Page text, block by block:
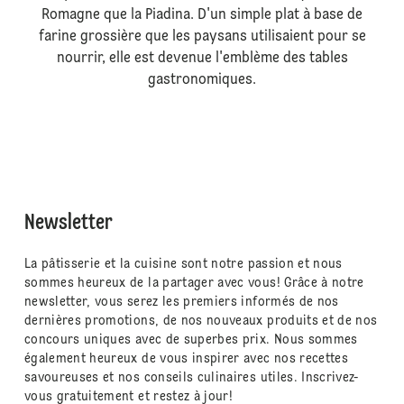
Romagne que la Piadina. D'un simple plat à base de
farine grossière que les paysans utilisaient pour se
nourrir, elle est devenue l'emblème des tables
gastronomiques.
Newsletter
La pâtisserie et la cuisine sont notre passion et nous
sommes heureux de la partager avec vous! Grâce à notre
newsletter, vous serez les premiers informés de nos
dernières promotions, de nos nouveaux produits et de nos
concours uniques avec de superbes prix. Nous sommes
également heureux de vous inspirer avec nos recettes
savoureuses et nos conseils culinaires utiles. Inscrivez-
vous gratuitement et restez à jour!